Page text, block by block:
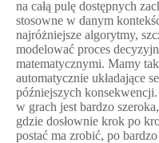
na całą pulę dostępnych
stosowne w danym
najróżniejsze algorytmy,
modelować proces
matematycznymi. Mamy
automatycznie układające
późniejszych
w grach jest bardzo
gdzie dosłownie krok po
postać ma zrobić, po bardzo